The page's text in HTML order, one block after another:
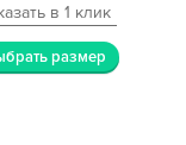
в 1 клик
размер